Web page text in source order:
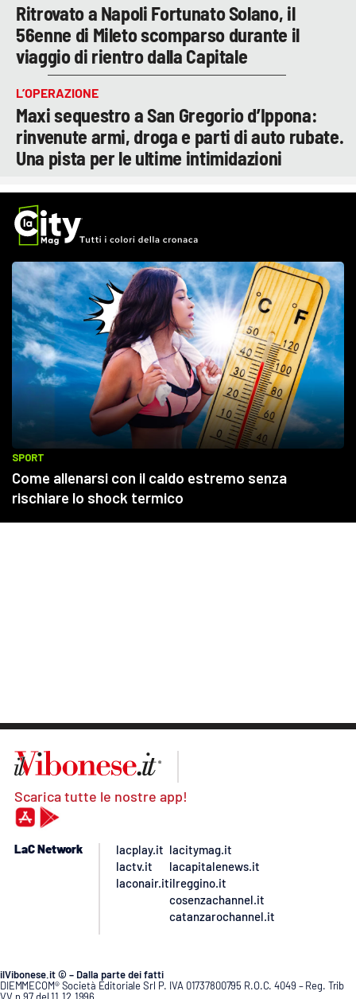
Ritrovato a Napoli Fortunato Solano, il
56enne di Mileto scomparso durante il
viaggio di rientro dalla Capitale
L’OPERAZIONE
Maxi sequestro a San Gregorio d’Ippona:
rinvenute armi, droga e parti di auto rubate.
Una pista per le ultime intimidazioni
Scarica tutte le nostre app!
LaC Network
lacplay.it
lactv.it
laconair.it
lacitymag.it
lacapitalenews.it
ilreggino.it
cosenzachannel.it
catanzarochannel.it
ilVibonese.it © – Dalla parte dei fatti
DIEMMECOM® Società Editoriale Srl P. IVA 01737800795 R.O.C. 4049 – Reg. Trib